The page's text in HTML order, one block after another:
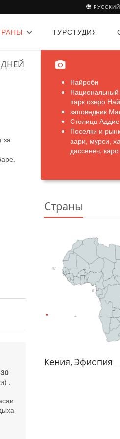
РУССКИЙ
ТУРСТУДИЯ
ДНЕЙ
за
.
Найроби
Национальный
парк озеро
заповедник
Столица
Поселки и
аари, мурси,
дассенеч,
Страны
Кения, Эфиопия